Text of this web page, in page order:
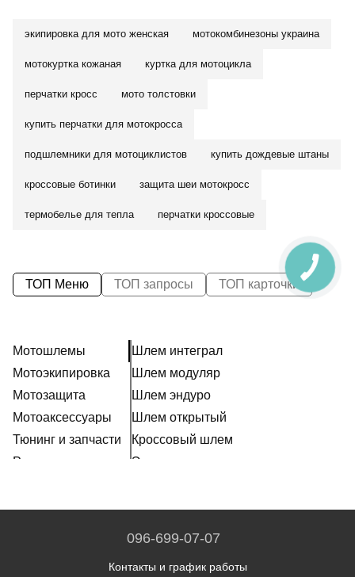
экипировка для мото женская мотокомбинезоны украина
мотокуртка кожаная куртка для мотоцикла
перчатки кросс мото толстовки
купить перчатки для мотокросса
подшлемники для мотоциклистов купить дождевые штаны
кроссовые ботинки защита шеи мотокросс
термобелье для тепла перчатки кроссовые
ТОП Меню ТОП запросы ТОП карточки
Мотошлемы
Мотоэкипировка
Мотозащита
Мотоаксессуары
Тюнинг и запчасти
Расходники
Шлем интеграл
Шлем модуляр
Шлем эндуро
Шлем открытый
Кроссовый шлем
Эксклюзивные шлемы
Пинлок
096-699-07-07
Контакты и график работы